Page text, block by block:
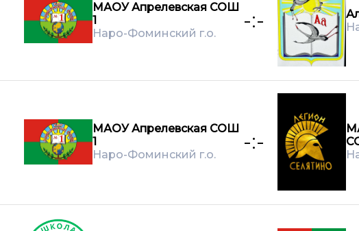
МАОУ Апрелевская СОШ
1
Наро-Фоминский г.о.
-:-
МАОУ Апрелевская СОШ
1
Наро-Фоминский г.о.
-:-